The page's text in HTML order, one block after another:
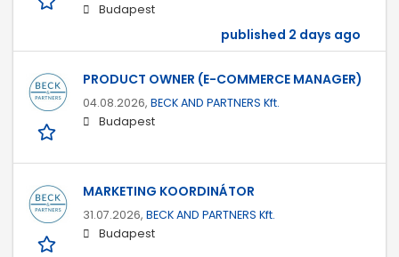
Budapest
published 2 days ago
PRODUCT OWNER (E-COMMERCE MANAGER)
04.08.2026, BECK AND PARTNERS Kft.
Budapest
MARKETING KOORDINÁTOR
31.07.2026, BECK AND PARTNERS Kft.
Budapest